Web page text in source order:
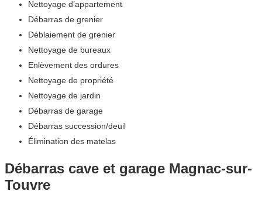
Nettoyage d’appartement
Débarras de grenier
Déblaiement de grenier
Nettoyage de bureaux
Enlèvement des ordures
Nettoyage de propriété
Nettoyage de jardin
Débarras de garage
Débarras succession/deuil
Élimination des matelas
Débarras cave et garage Magnac-sur-
Touvre